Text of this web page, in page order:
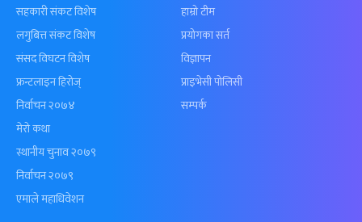
सहकारी संकट विशेष
लगुबित्त संकट विशेष
संसद विघटन विशेष
फ्रन्टलाइन हिरोज्
निर्वाचन २०७४
मेरो कथा
स्थानीय चुनाव २०७९
निर्वाचन २०७९
एमाले महाधिवेशन
हाम्रो टीम
प्रयोगका सर्त
विज्ञापन
प्राइभेसी पोलिसी
सम्पर्क